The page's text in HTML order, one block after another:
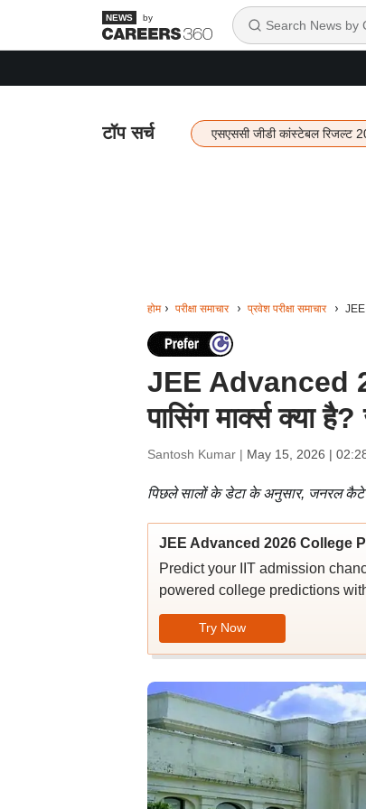
by
टॉप सर्च एसएससी जीडी कांस्टेबल रिजल्ट
होम परीक्षा समाचार प्रवेश परीक्षा समाचार JEE
JEE Advanced
पासिंग मार्क्स क्या
Santosh Kumar | May 15, 2026 |
पिछले सालों के डेटा के अनुसार, जनरल
JEE Advanced 2026 College
Predict your IIT admission
powered college predictions
Try Now